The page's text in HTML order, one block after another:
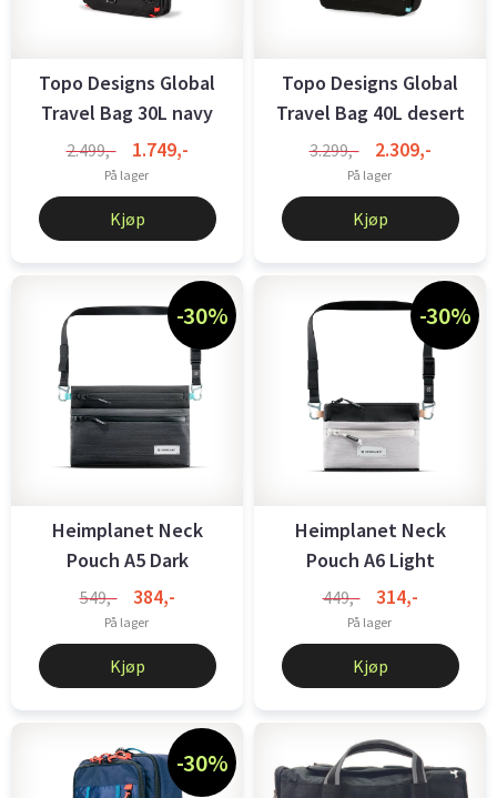
Topo Designs Global
Travel Bag 30L navy
2.499,- 1.749,-
På lager
Kjøp
Topo Designs Global
Travel Bag 40L desert
...
3.299,- 2.309,-
På lager
Kjøp
-30%
Heimplanet Neck
Pouch A5 Dark
549,- 384,-
På lager
Kjøp
-30%
Heimplanet Neck
Pouch A6 Light
449,- 314,-
På lager
Kjøp
-30%